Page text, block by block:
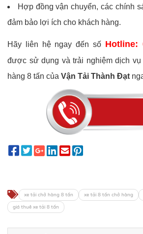
Hợp đồng vận chuyển, các chính
đảm bảo lợi ích cho khách hàng.
Hãy liên hệ ngay đến số Hotline:
được sử dụng và trải nghiệm dịch
hàng 8 tấn của Vận Tải Thành Đạt
xe tải chở hàng 8 tấn xe tải 8 tấn chở hàng
giá thuê xe tải 8 tấn